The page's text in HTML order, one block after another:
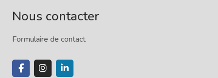
Nous contacter
Formulaire de contact